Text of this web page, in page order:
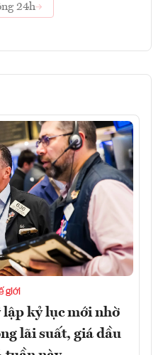
24h
giới
kỷ lục mới nhờ
lãi suất, giá dầu